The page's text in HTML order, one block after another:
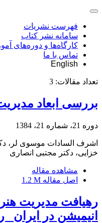
فهرست نشریات
سامانه نشر کتاب
کارگاه‌ها و دوره‌های
تماس با ما
English
تعداد مقالات: 3
بررسی ابعاد
دوره 21، شماره 21، 1384
اشرف السادات موسوی لر،
خزایی، دکتر مجتبی انصاری
مشاهده مقاله
اصل مقاله 1.2 M
رهیافت مدیریت
انیمیشن در